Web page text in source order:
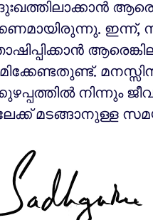
ഇന്ന്,
നിന്നും
മടങ്ങാനുള്ള